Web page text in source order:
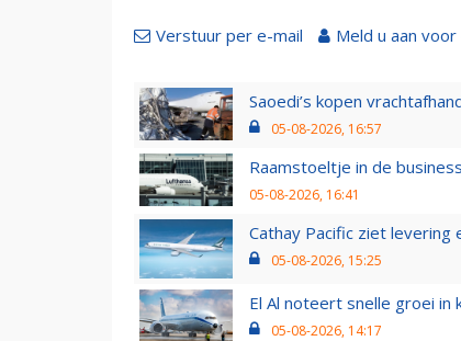
Verstuur per e-mail Meld u aan
Saoedi’s kopen
05-08-2026, 16:57
Raamstoeltje in de
05-08-2026, 16:41
Cathay Pacific ziet
05-08-2026, 15:25
El Al noteert snelle groei
05-08-2026, 14:17